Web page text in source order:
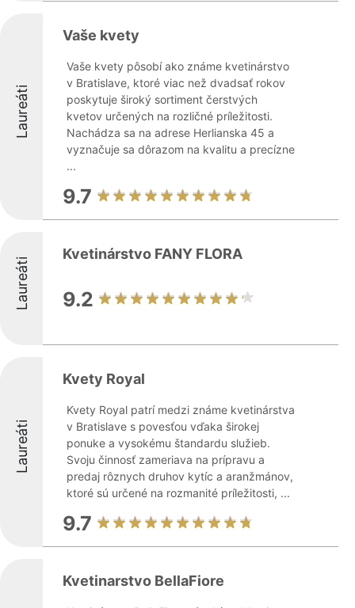
Laureáti
Vaše kvety
Vaše kvety pôsobí ako známe kvetinárstvo
v Bratislave, ktoré viac než dvadsať rokov
poskytuje široký sortiment čerstvých
kvetov určených na rozličné príležitosti.
Nachádza sa na adrese Herlianska 45 a
vyznačuje sa dôrazom na kvalitu a precízne
...
9.7
Laureáti
Kvetinárstvo FANY FLORA
9.2
Laureáti
Kvety Royal
Kvety Royal patrí medzi známe kvetinárstva
v Bratislave s povesťou vďaka širokej
ponuke a vysokému štandardu služieb.
Svoju činnosť zameriava na prípravu a
predaj rôznych druhov kytíc a aranžmánov,
ktoré sú určené na rozmanité príležitosti, ...
9.7
Kvetinarstvo BellaFiore